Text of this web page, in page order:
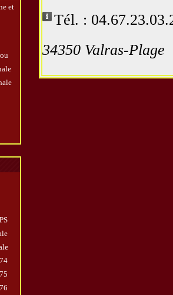
et
Tél. :
34350 Valras-Plage